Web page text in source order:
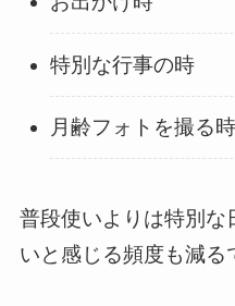
特別な行事の時
月齢フォトを撮る時
普段使いよりは特別な
いと感じる頻度も減る